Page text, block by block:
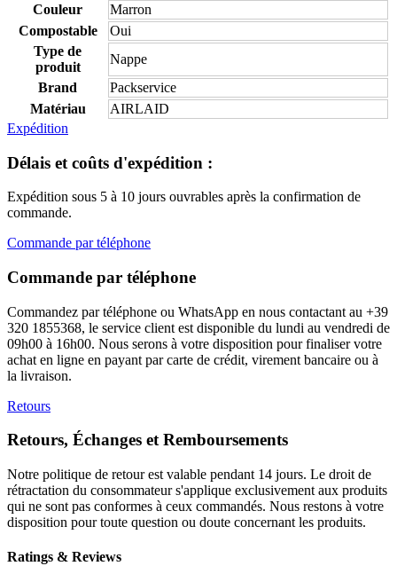
Couleur
Marron
Compostable
Oui
Type de
produit
Nappe
Brand
Packservice
Matériau
AIRLAID
Expédition
Délais et coûts d'expédition :
Expédition sous 5 à 10 jours ouvrables après la confirmation de
commande.
Commande par téléphone
Commande par téléphone
Commandez par téléphone ou WhatsApp en nous contactant au +39
320 1855368, le service client est disponible du lundi au vendredi de
09h00 à 16h00. Nous serons à votre disposition pour finaliser votre
achat en ligne en payant par carte de crédit, virement bancaire ou à
la livraison.
Retours
Retours, Échanges et Remboursements
Notre politique de retour est valable pendant 14 jours. Le droit de
rétractation du consommateur s'applique exclusivement aux produits
qui ne sont pas conformes à ceux commandés. Nous restons à votre
disposition pour toute question ou doute concernant les produits.
Ratings & Reviews